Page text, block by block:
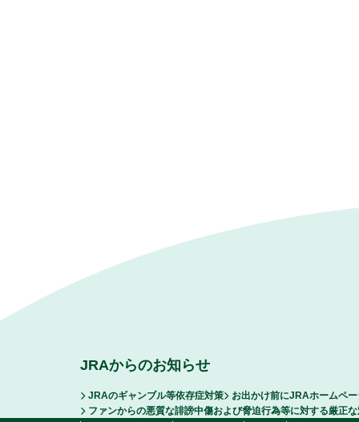
JRAからのお知らせ
JRAのギャンブル等依存症対策
お出かけ前にJRAホームペ
ファンからの悪質な誹謗中傷および脅迫行為等に対する厳正